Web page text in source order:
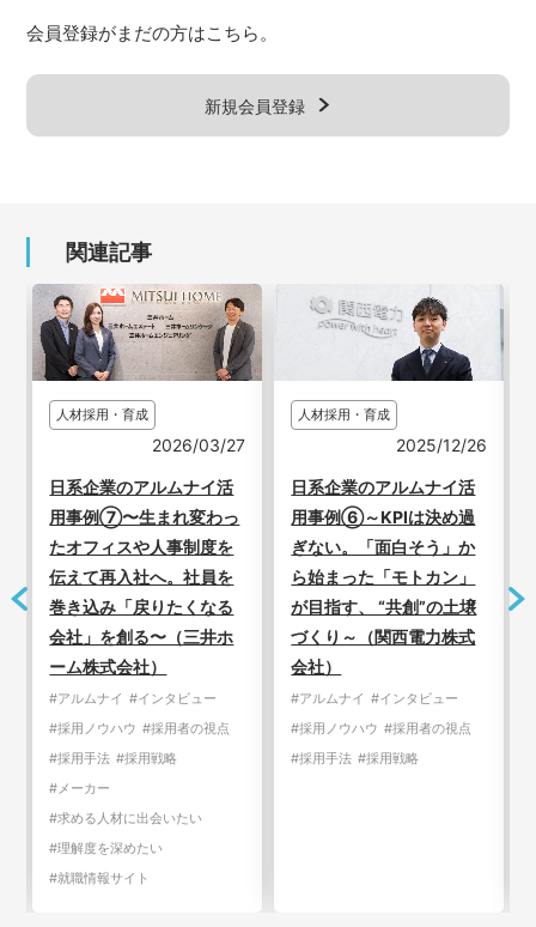
会員登録がまだの方はこちら。
新規会員登録
関連記事
人材採用・育成
2026/03/27
日系企業のアルムナイ活
用事例⑦〜生まれ変わっ
たオフィスや人事制度を
伝えて再入社へ。社員を
巻き込み「戻りたくなる
会社」を創る〜（三井ホ
ーム株式会社）
#アルムナイ #インタビュー
#採用ノウハウ #採用者の視点
#採用手法 #採用戦略
#メーカー
#求める人材に出会いたい
#理解度を深めたい
#就職情報サイト
人材採用・育成
2025/12/26
日系企業のアルムナイ活
用事例⑥～KPIは決め過
ぎない。「面白そう」か
ら始まった「モトカン」
が目指す、 “共創”の土壌
づくり～（関西電力株式
会社）
#アルムナイ #インタビュー
#採用ノウハウ #採用者の視点
#採用手法 #採用戦略